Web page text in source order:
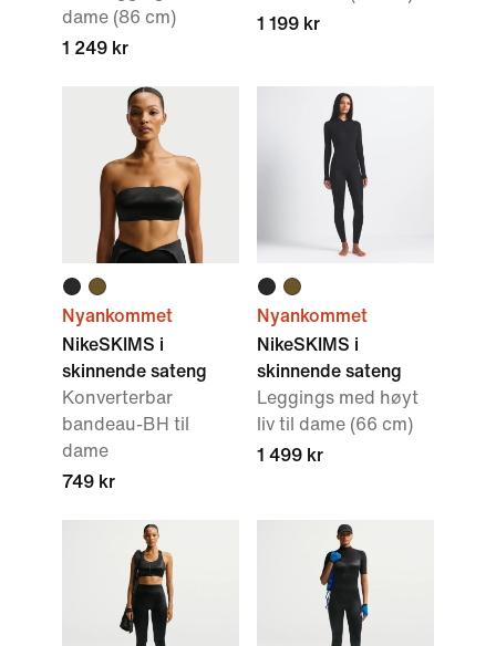
dame (86 cm)
1 249 kr
1 199 kr
Nyankommet
NikeSKIMS i
skinnende sateng
Konverterbar
bandeau-BH til
dame
749 kr
Nyankommet
NikeSKIMS i
skinnende sateng
Leggings med høyt
liv til dame (66 cm)
1 499 kr